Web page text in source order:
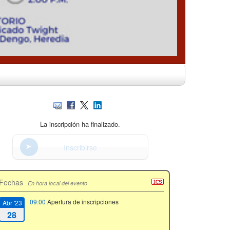
La inscripción ha finalizado.
Inscribirse
En hora local del evento
Abr '23
28
09:00 Apertura de inscripciones